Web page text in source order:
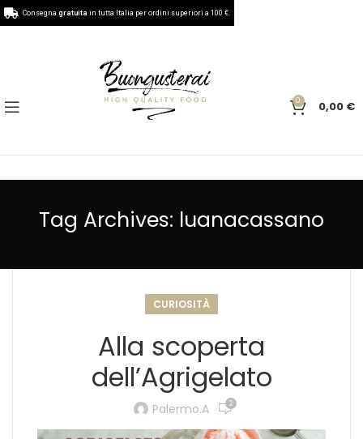
0 0,00 €
Tag Archives: luanacassano
CURIOSITÀ
Alla scoperta
dell’Agrigelato
Palermo.a 2
Consegna gratuita in tutta Italia per ordini superiori a 100 €.